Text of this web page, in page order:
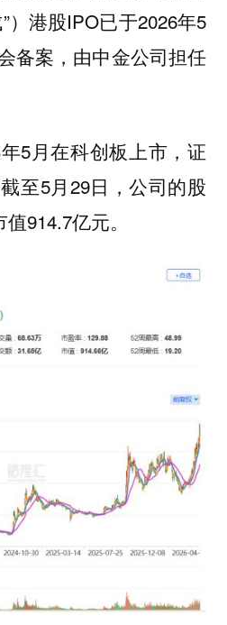
）港股IPO已于2026年5
备案，由中金公司担任
5月在科创板上市，证
至5月29日，公司的股
914.7亿元。